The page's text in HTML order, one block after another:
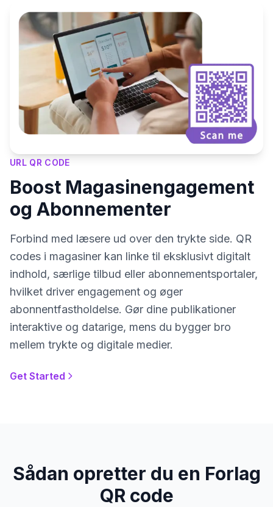
URL QR CODE
Boost Magasinengagement
og Abonnementer
Forbind med læsere ud over den trykte side. QR
codes i magasiner kan linke til eksklusivt digitalt
indhold, særlige tilbud eller abonnementsportaler,
hvilket driver engagement og øger
abonnentfastholdelse. Gør dine publikationer
interaktive og datarige, mens du bygger bro
mellem trykte og digitale medier.
Get Started
Sådan opretter du en Forlag
QR code